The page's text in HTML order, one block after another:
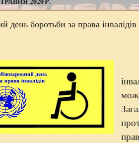
день боротьби за права інвалідів